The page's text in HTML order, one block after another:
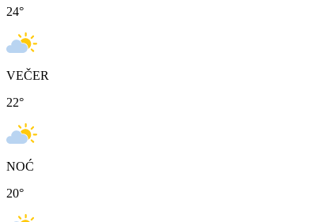
24°
VEČER
22°
NOĆ
20°